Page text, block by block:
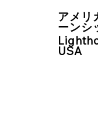
アメリ
ーンシ
USA